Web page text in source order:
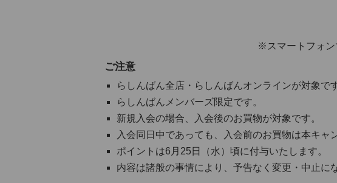
※スマートフォン
ご注意
らしんばん全店・らしんばんオンラインが対象です
らしんばんメンバーズ限定です。
新規入会の場合、入会後のお買物が対象です。
入会同日中であっても、入会前のお買物は本キャ
ポイントは6月25日（水）頃に付与いたします。
内容は諸般の事情により、予告なく変更・中止に